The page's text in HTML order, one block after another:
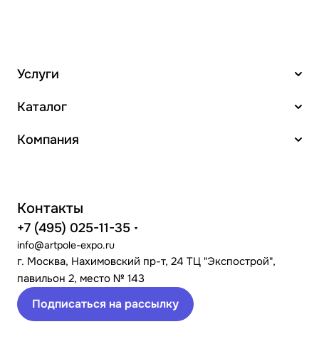
Услуги
Каталог
Компания
Контакты
+7 (495) 025-11-35
info@artpole-expo.ru
г. Москва, Нахимовский пр-т, 24 ТЦ "Экспострой",
павильон 2, место № 143
Подписаться на рассылку